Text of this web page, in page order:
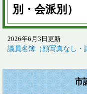
別・会派別）
2026年6月3日更新
議員名簿（顔写真なし・
市